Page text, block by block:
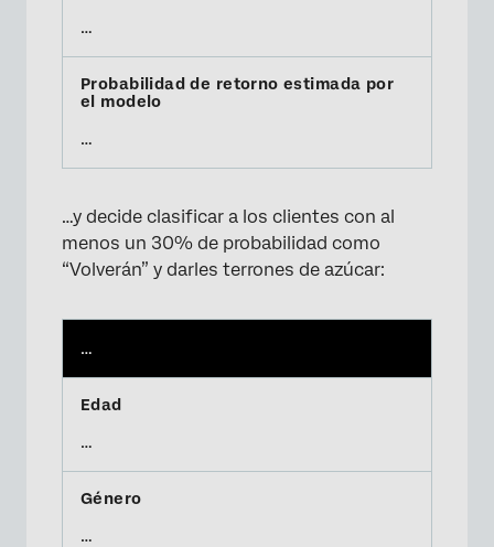
…
…
…y decide clasificar a los clientes con al
menos un 30% de probabilidad como
“Volverán” y darles terrones de azúcar:
…
…
…